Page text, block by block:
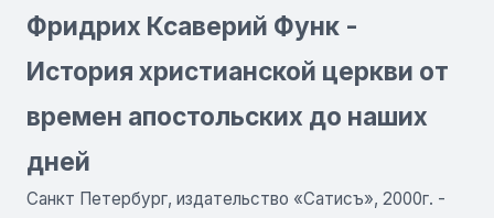
Фридрих Ксаверий Функ -
История христианской церкви от
времен апостольских до наших
дней
Санкт Петербург, издательство «Сатисъ», 2000г. -